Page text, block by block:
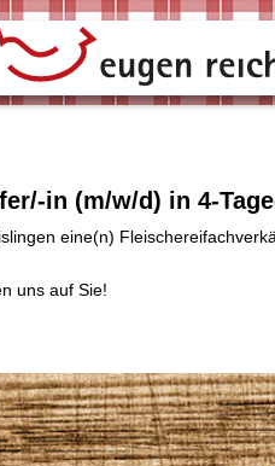
in (m/w/d) in 4-
eine(n)
uns auf Sie!